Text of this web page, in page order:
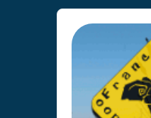
France
Didgeridoo et